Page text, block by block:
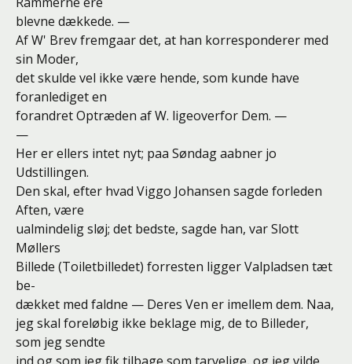
blevne dækkede. —
Af W' Brev fremgaar det, at han korresponderer med
sin Moder,
det skulde vel ikke være hende, som kunde have
foranlediget en
forandret Optræden af W. ligeoverfor Dem. —
—
Her er ellers intet nyt; paa Søndag aabner jo
Udstillingen.
Den skal, efter hvad Viggo Johansen sagde forleden
Aften, være
ualmindelig sløj; det bedste, sagde han, var Slott
Møllers
Billede (Toiletbilledet) forresten ligger Valpladsen tæt
be-
dækket med faldne — Deres Ven er imellem dem. Naa,
jeg skal foreløbig ikke beklage mig, de to Billeder,
som jeg sendte